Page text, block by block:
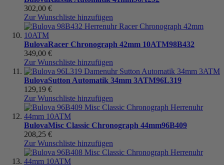
302,00 €
Zur Wunschliste hinzufügen
BulovaRacer Chronograph 42mm 10ATM98B432
349,00 €
Zur Wunschliste hinzufügen
BulovaSutton Automatik 34mm 3ATM96L319
129,19 €
Zur Wunschliste hinzufügen
BulovaMisc Classic Chronograph 44mm96B409
208,25 €
Zur Wunschliste hinzufügen